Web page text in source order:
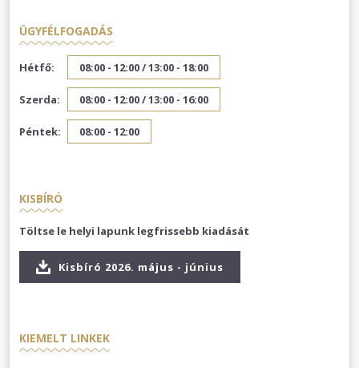
ÜGYFÉLFOGADÁS
Hétfő: 08:00 - 12:00 /13:00 - 18:00
Szerda: 08:00 - 12:00 /13:00 - 16:00
Péntek: 08:00 - 12:00
KISBÍRÓ
Töltse le helyi lapunk legfrissebb kiadását
Kisbíró 2026. május - június
KIEMELT LINKEK